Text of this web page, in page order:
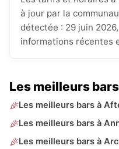
à jour par la
détectée : 29 juin
informations récentes
Les meilleurs
Les meilleurs bars à
Les meilleurs bars à
Les meilleurs bars à